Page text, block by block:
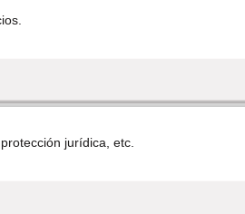
jurí­dica, etc.